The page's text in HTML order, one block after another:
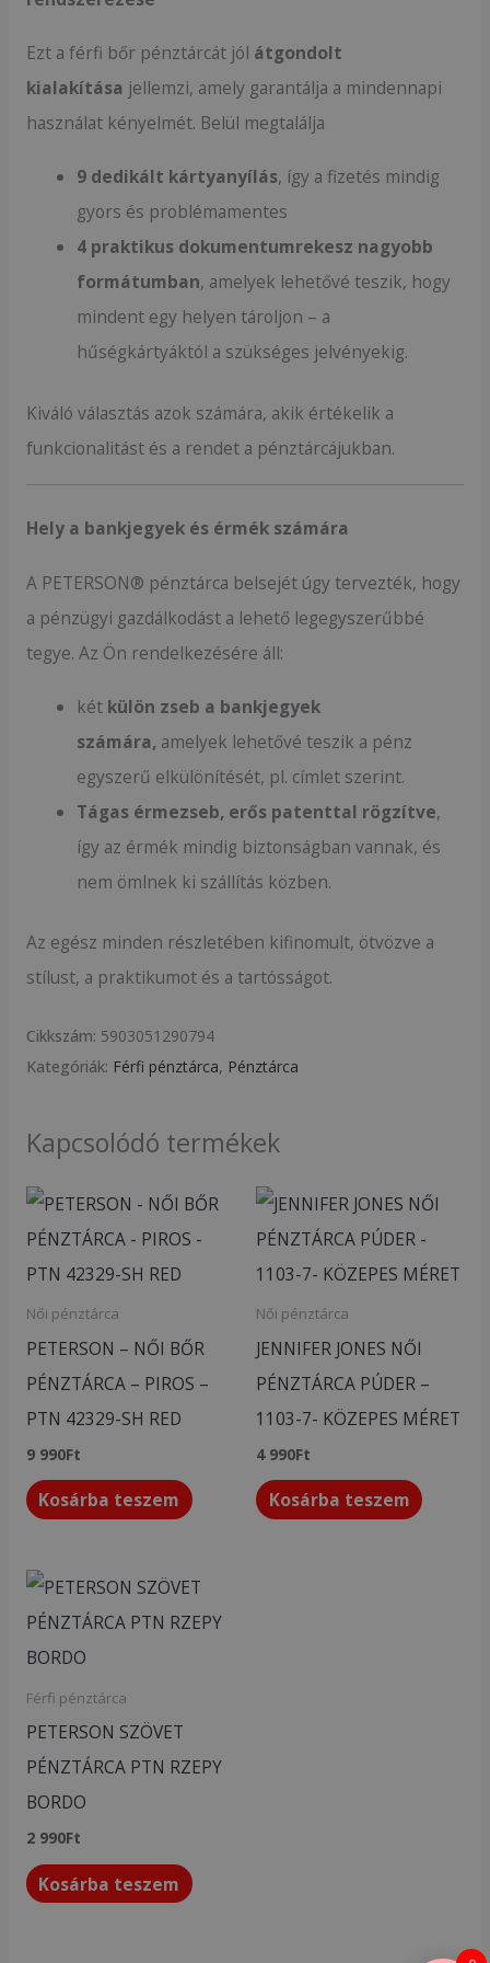
Ezt a férfi bőr pénztárcát jól átgondolt
kialakítása jellemzi, amely garantálja a mindennapi
használat kényelmét. Belül megtalálja
9 dedikált kártyanyílás, így a fizetés mindig
gyors és problémamentes
4 praktikus dokumentumrekesz nagyobb
formátumban, amelyek lehetővé teszik, hogy
mindent egy helyen tároljon – a
hűségkártyáktól a szükséges jelvényekig.
Kiváló választás azok számára, akik értékelik a
funkcionalitást és a rendet a pénztárcájukban.
Hely a bankjegyek és érmék számára
A PETERSON® pénztárca belsejét úgy tervezték, hogy
a pénzügyi gazdálkodást a lehető legegyszerűbbé
tegye. Az Ön rendelkezésére áll:
két külön zseb a bankjegyek
számára, amelyek lehetővé teszik a pénz
egyszerű elkülönítését, pl. címlet szerint.
Tágas érmezseb, erős patenttal rögzítve,
így az érmék mindig biztonságban vannak, és
nem ömlnek ki szállítás közben.
Az egész minden részletében kifinomult, ötvözve a
stílust, a praktikumot és a tartósságot.
Cikkszám: 5903051290794
Kategóriák: Férfi pénztárca, Pénztárca
Kapcsolódó termékek
Női pénztárca
PETERSON – NŐI BŐR
PÉNZTÁRCA – PIROS –
PTN 42329-SH RED
9 990Ft
Kosárba teszem
Női pénztárca
JENNIFER JONES NŐI
PÉNZTÁRCA PÚDER –
1103-7- KÖZEPES MÉRET
4 990Ft
Kosárba teszem
Férfi pénztárca
PETERSON SZÖVET
PÉNZTÁRCA PTN RZEPY
BORDO
2 990Ft
Kosárba teszem